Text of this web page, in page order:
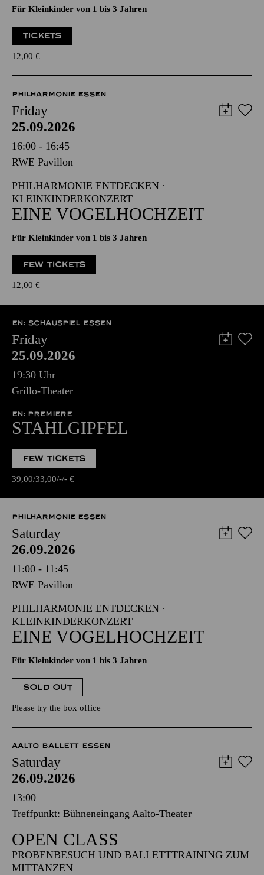
Für Kleinkinder von 1 bis 3 Jahren
TICKETS
12,00 €
PHILHARMONIE ESSEN
Friday
25.09.2026
16:00 - 16:45
RWE Pavillon
PHILHARMONIE ENTDECKEN ·
KLEINKINDERKONZERT
EINE VOGELHOCHZEIT
Für Kleinkinder von 1 bis 3 Jahren
FEW TICKETS
12,00 €
EN: SCHAUSPIEL ESSEN
Friday
25.09.2026
19:30 Uhr
Grillo-Theater
EN: PREMIERE
STAHLGIPFEL
FEW TICKETS
39,00 33,00 - - €
PHILHARMONIE ESSEN
Saturday
26.09.2026
11:00 - 11:45
RWE Pavillon
PHILHARMONIE ENTDECKEN ·
KLEINKINDERKONZERT
EINE VOGELHOCHZEIT
Für Kleinkinder von 1 bis 3 Jahren
SOLD OUT
Please try the box office
AALTO BALLETT ESSEN
Saturday
26.09.2026
13:00
Treffpunkt: Bühneneingang Aalto-Theater
OPEN CLASS
PROBENBESUCH UND BALLETTTRAINING ZUM
MITTANZEN